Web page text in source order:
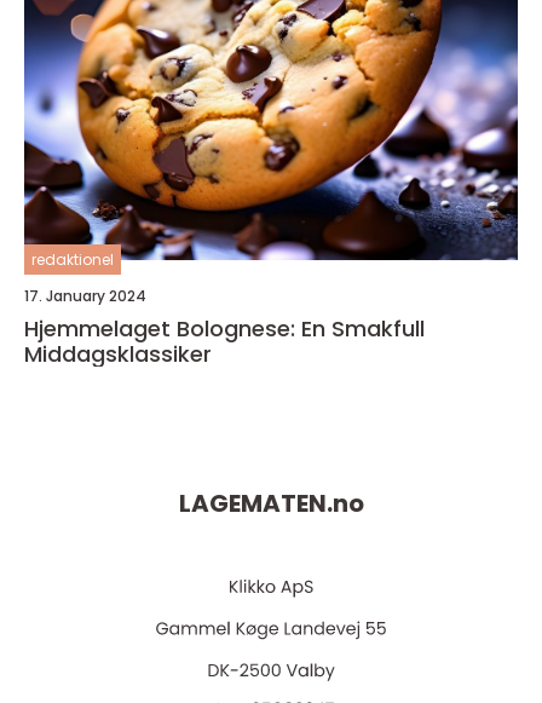
redaktionel
17. January 2024
Hjemmelaget Bolognese: En Smakfull
Middagsklassiker
LAGEMATEN.no